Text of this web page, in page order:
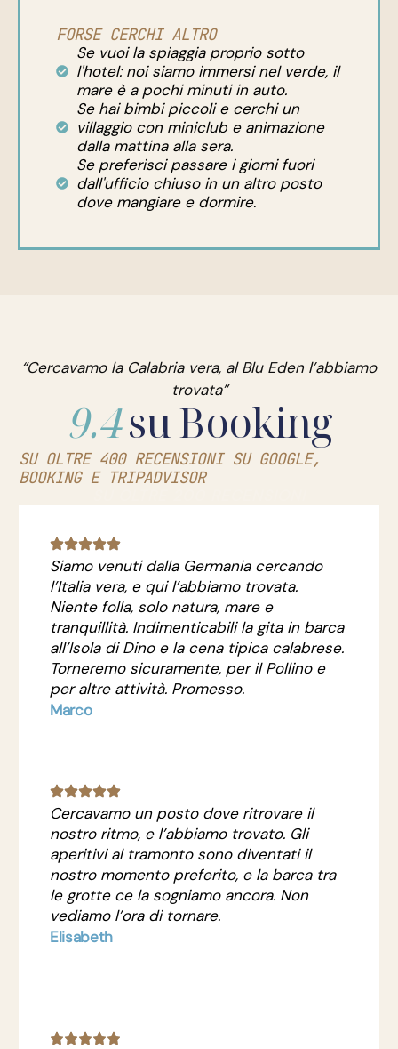
FORSE CERCHI ALTRO
Se vuoi la spiaggia proprio sotto
l'hotel: noi siamo immersi nel verde, il
mare è a pochi minuti in auto.
Se hai bimbi piccoli e cerchi un
villaggio con miniclub e animazione
dalla mattina alla sera.
Se preferisci passare i giorni fuori
dall'ufficio chiuso in un altro posto
dove mangiare e dormire.
“Cercavamo la Calabria vera, al Blu Eden l’abbiamo
trovata”
9.4su Booking
SU OLTRE 400 RECENSIONI SU GOOGLE,
BOOKING E TRIPADVISOR
Siamo venuti dalla Germania cercando
l’Italia vera, e qui l’abbiamo trovata.
Niente folla, solo natura, mare e
tranquillità. Indimenticabili la gita in barca
all’Isola di Dino e la cena tipica calabrese.
Torneremo sicuramente, per il Pollino e
per altre attività. Promesso.
Marco
Cercavamo un posto dove ritrovare il
nostro ritmo, e l’abbiamo trovato. Gli
aperitivi al tramonto sono diventati il
nostro momento preferito, e la barca tra
le grotte ce la sogniamo ancora. Non
vediamo l’ora di tornare.
Elisabeth